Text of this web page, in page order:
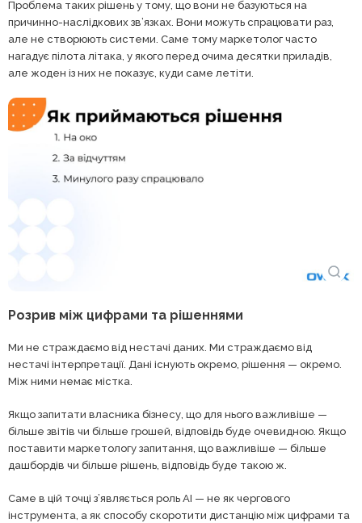
Проблема таких рішень у тому, що вони не базуються на
причинно-наслідкових зв’язках. Вони можуть спрацювати раз,
але не створюють системи. Саме тому маркетолог часто
нагадує пілота літака, у якого перед очима десятки приладів,
але жоден із них не показує, куди саме летіти.
Розрив між цифрами та рішеннями
Ми не страждаємо від нестачі даних. Ми страждаємо від
нестачі інтерпретації. Дані існують окремо, рішення — окремо.
Між ними немає містка.
Якщо запитати власника бізнесу, що для нього важливіше —
більше звітів чи більше грошей, відповідь буде очевидною. Якщо
поставити маркетологу запитання, що важливіше — більше
дашбордів чи більше рішень, відповідь буде такою ж.
Саме в цій точці з’являється роль AI — не як чергового
інструмента, а як способу скоротити дистанцію між цифрами та